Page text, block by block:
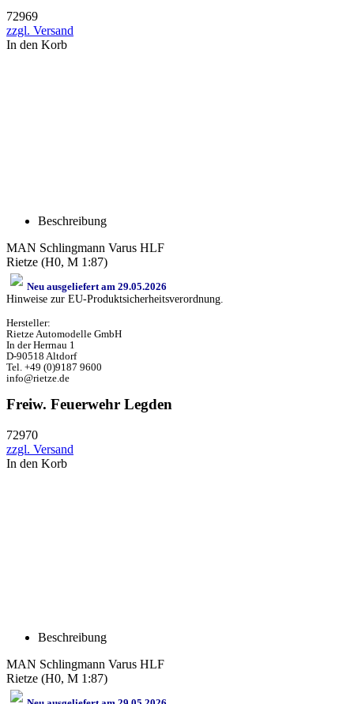
72969
zzgl. Versand
In den Korb
Beschreibung
MAN Schlingmann Varus HLF
Rietze (H0, M 1:87)
Neu ausgeliefert am 29.05.2026
Hinweise zur EU-Produktsicherheitsverordnung.
Hersteller:
Rietze Automodelle GmbH
In der Herrnau 1
D-90518 Altdorf
Tel. +49 (0)9187 9600
info@rietze.de
Freiw. Feuerwehr Legden
72970
zzgl. Versand
In den Korb
Beschreibung
MAN Schlingmann Varus HLF
Rietze (H0, M 1:87)